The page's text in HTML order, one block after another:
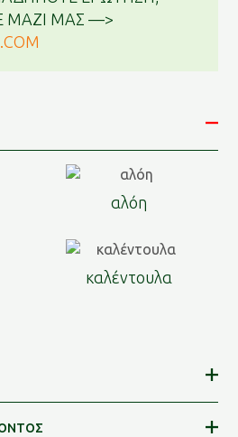
ΜΑΖΙ ΜΑΣ —>
αλόη
καλέντουλα